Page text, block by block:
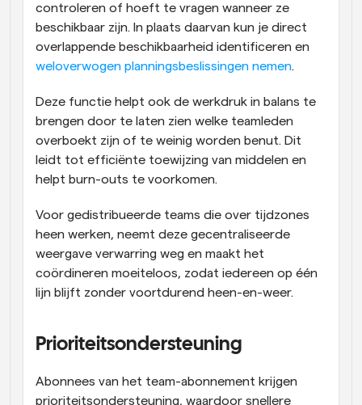
controleren of hoeft te vragen wanneer ze
beschikbaar zijn. In plaats daarvan kun je direct
weloverwogen planningsbeslissingen nemen.
Deze functie helpt ook de werkdruk in balans te
brengen door te laten zien welke teamleden
overboekt zijn of te weinig worden benut. Dit
leidt tot efficiënte toewijzing van middelen en
helpt burn-outs te voorkomen.
Voor gedistribueerde teams die over tijdzones
heen werken, neemt deze gecentraliseerde
weergave verwarring weg en maakt het
coördineren moeiteloos, zodat iedereen op één
lijn blijft zonder voortdurend heen-en-weer.
Prioriteitsondersteuning
Abonnees van het team-abonnement krijgen
prioriteitsondersteuning, waardoor snellere